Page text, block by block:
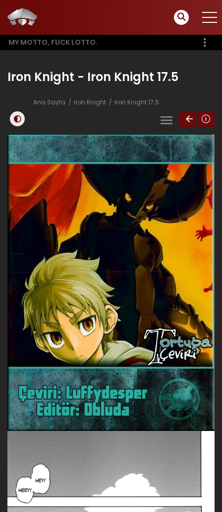
MY MOTTO, FUCK LOTTO.
Iron Knight - Iron Knight 17.5
Ana Sayfa Iron Knight Iron Knight 17.5